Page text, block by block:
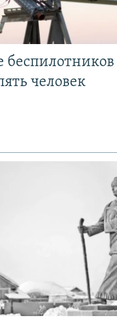
беспилотников
человек